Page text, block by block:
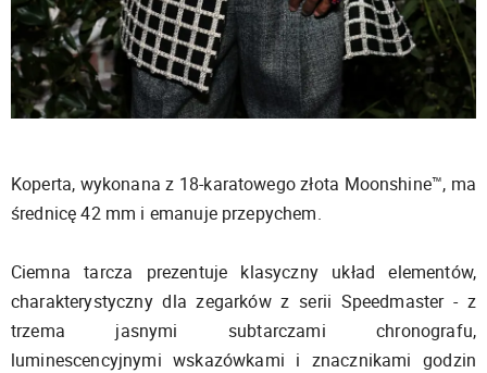
Koperta, wykonana z 18-karatowego złota Moonshine™, ma
średnicę 42 mm i emanuje przepychem.
Ciemna tarcza prezentuje klasyczny układ elementów,
charakterystyczny dla zegarków z serii Speedmaster - z
trzema jasnymi subtarczami chronografu,
luminescencyjnymi wskazówkami i znacznikami godzin